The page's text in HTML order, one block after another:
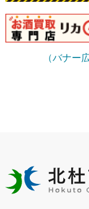
（バナー